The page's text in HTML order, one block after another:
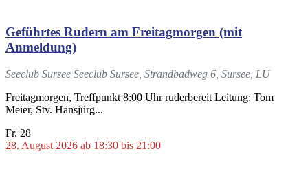
Geführtes Rudern am Freitagmorgen (mit
Anmeldung)
Seeclub Sursee Seeclub Sursee, Strandbadweg 6, Sursee, LU
Freitagmorgen, Treffpunkt 8:00 Uhr ruderbereit Leitung: Tom
Meier, Stv. Hansjürg...
Fr. 28
28. August 2026 ab 18:30 bis 21:00